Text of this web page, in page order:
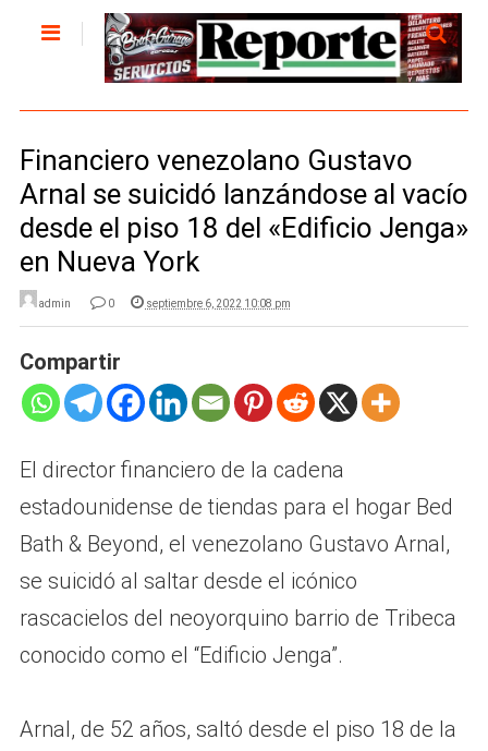
Financiero venezolano Gustavo
Arnal se suicidó lanzándose al vacío
desde el piso 18 del «Edificio Jenga»
en Nueva York
admin 0 septiembre 6, 2022 10:08 pm
Compartir
El director financiero de la cadena
estadounidense de tiendas para el hogar Bed
Bath & Beyond, el venezolano Gustavo Arnal,
se suicidó al saltar desde el icónico
rascacielos del neoyorquino barrio de Tribeca
conocido como el “Edificio Jenga”.
Arnal, de 52 años, saltó desde el piso 18 de la